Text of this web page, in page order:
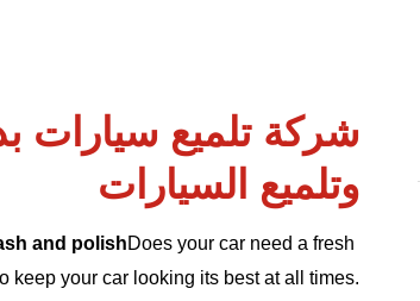
شركة تلميع سيارات
وتلميع السيارات
Does your car need a fresh
and polish
keep your car looking its best at all times.